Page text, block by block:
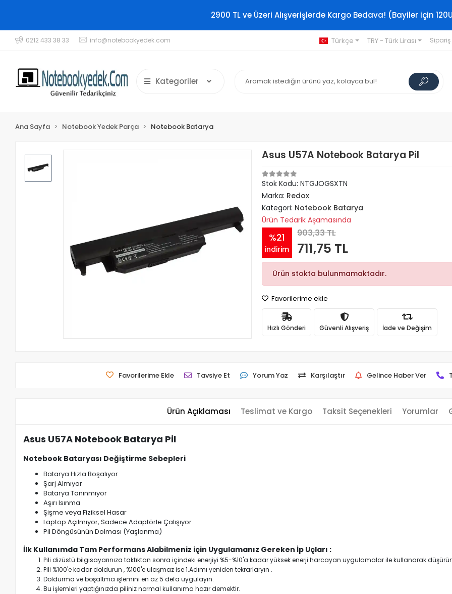
2900 TL ve Üzeri Alışverişlerde Kargo Bedava! (Bayiler için
0212 433 38 33 info@notebookyedek.com Türkçe TRY - Türk Lirası
Kategoriler
Ana Sayfa Notebook Yedek Parça Notebook Batarya
Asus U57A Notebook Batarya Pil
Stok Kodu: NTGJOGSXTN
Marka: Redox
Kategori: Notebook Batarya
Ürün Tedarik Aşamasında
%21
indirim
903,33 TL
711,75 TL
Ürün stokta bulunmamaktadır.
Favorilerime ekle
Hızlı Gönderi Güvenli Alışveriş İade ve Değişim
Favorilerime Ekle Tavsiye Et Yorum Yaz Karşılaştır Gelince Haber Ver
Ürün Açıklaması Teslimat ve Kargo Taksit Seçenekleri Yorumlar
Asus U57A Notebook Batarya Pil
Notebook Bataryası Değiştirme Sebepleri
Batarya Hızla Boşalıyor
Şarj Almıyor
Batarya Tanınmıyor
Aşırı Isınma
Şişme veya Fiziksel Hasar
Laptop Açılmıyor, Sadece Adaptörle Çalışıyor
Pil Döngüsünün Dolması (Yaşlanma)
İlk Kullanımda Tam Performans Alabilmeniz için Uygulamanız Gereken İp Uçları :
Pili dizüstü bilgisayarınıza taktıktan sonra içindeki enerjiyi %5-%10'a kadar yüksek enerji harcayan uygulamalar ile kullanarak
Pili %100'e kadar doldurun , %100'e ulaşmaz ise 1.Adımı yeniden tekrarlaryın .
Doldurma ve boşaltma işlemini en az 5 defa uygulayın.
Bu işlemleri yaptığınızda piliniz normal kullanıma hazır demektir.